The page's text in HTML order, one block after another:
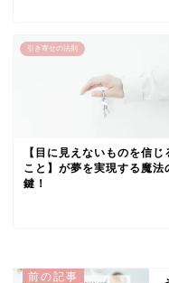
引き寄せの法則
【目に見えないものを信じ
こと】が夢を実現する魔法
鍵！